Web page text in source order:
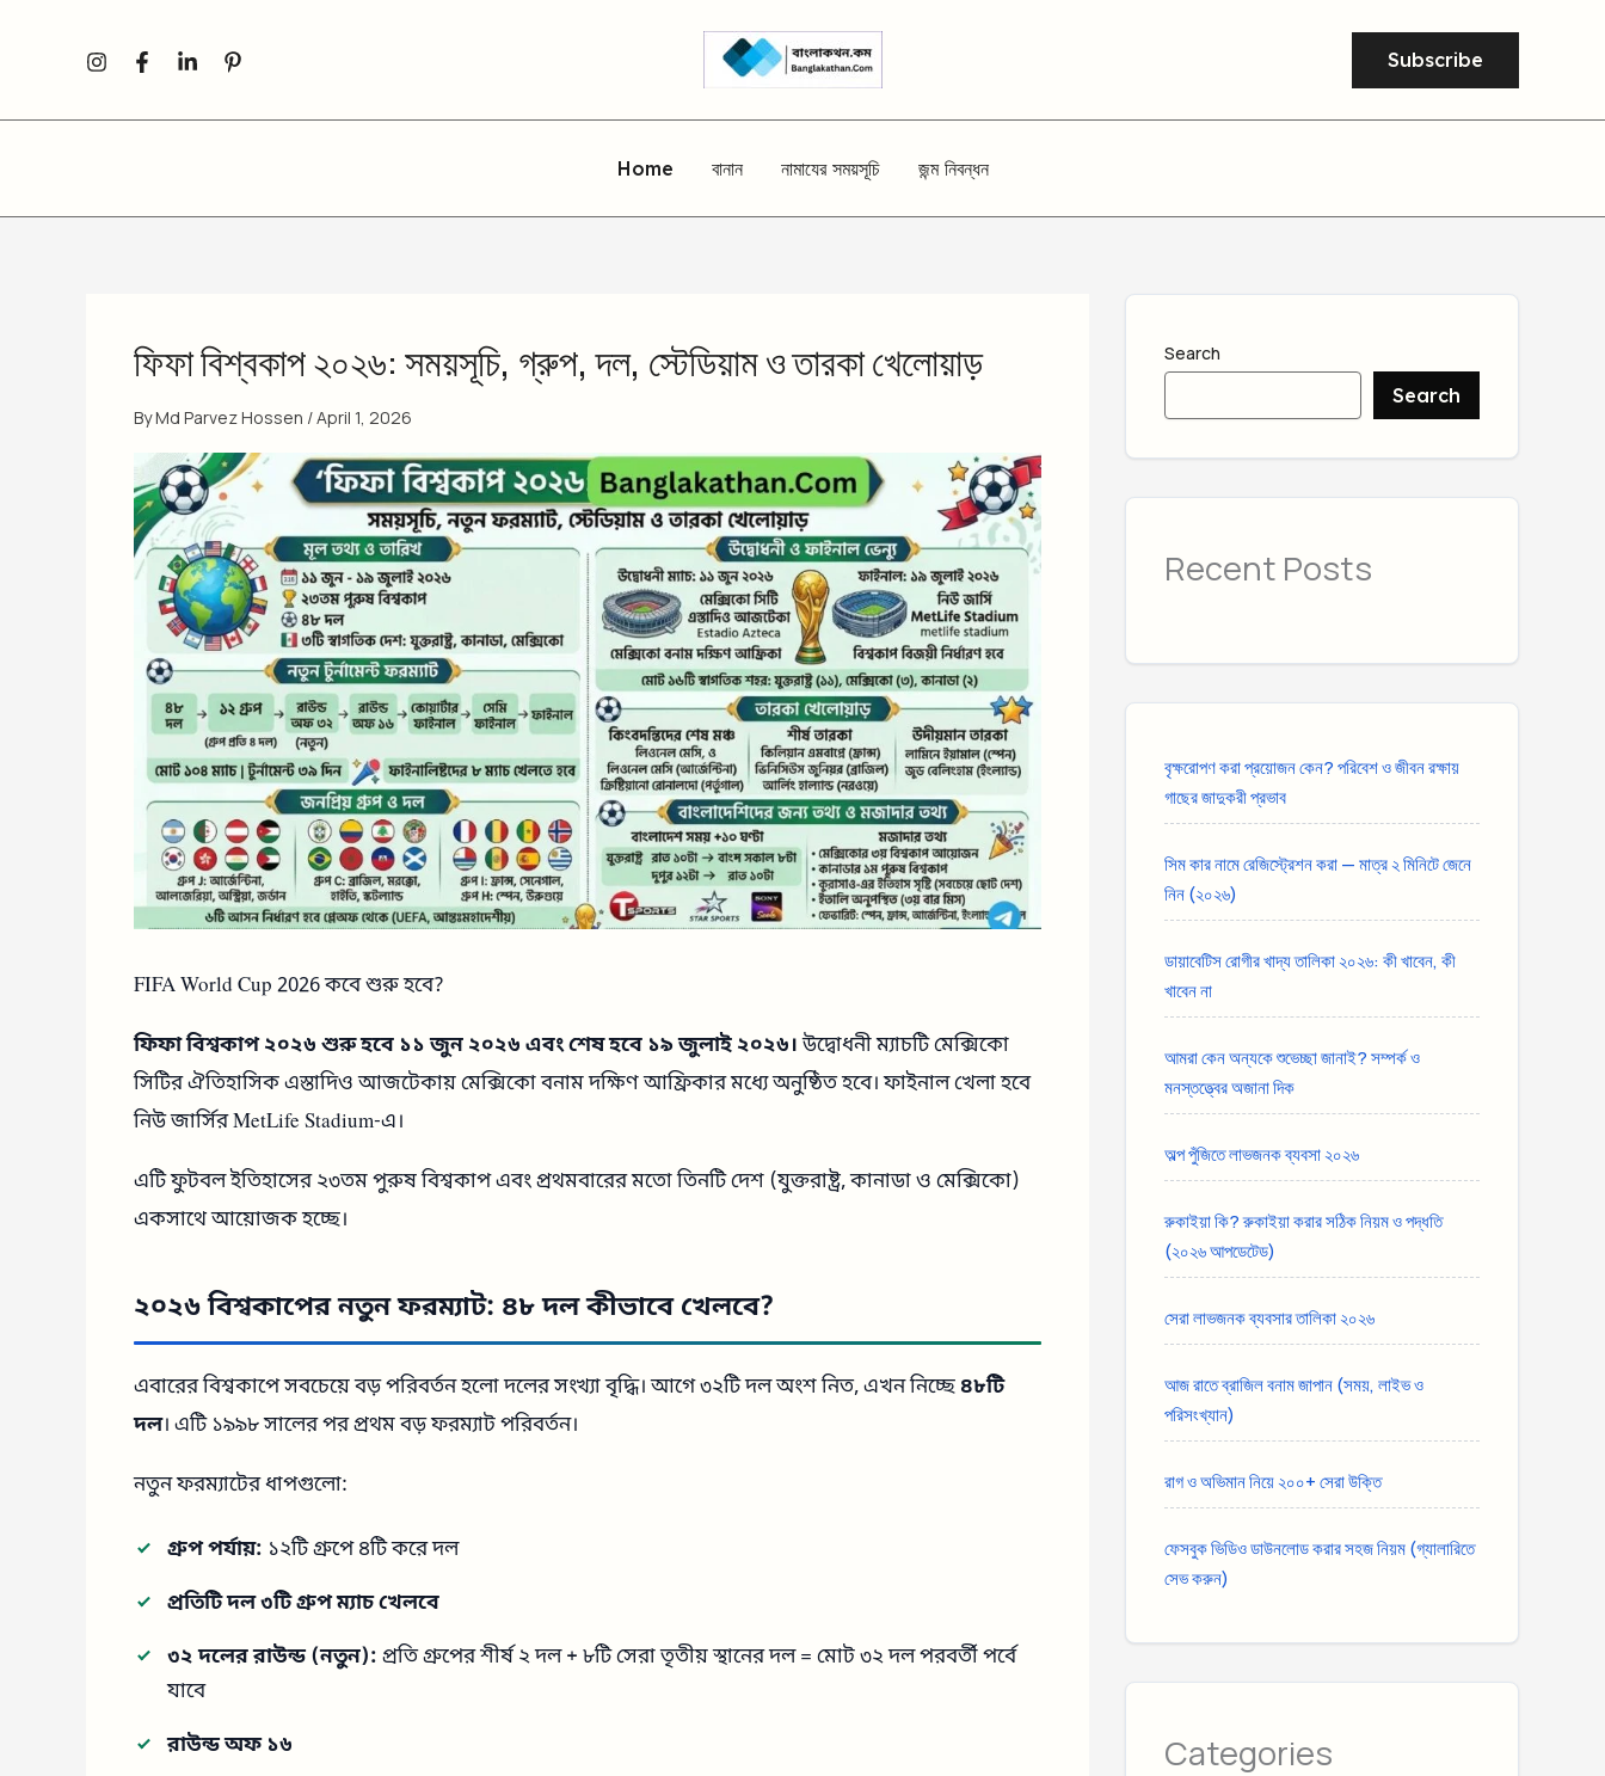
Subscribe
Home বানান নামাযের সময়সূচি জন্ম নিবন্ধন
ফিফা বিশ্বকাপ ২০২৬: সময়সূচি, গ্রুপ, দল, স্টেডিয়াম ও তারকা খেলোয়াড়
ByMd Parvez Hossen /April 1, 2026
FIFA World Cup 2026 কবে শুরু হবে?
ফিফা বিশ্বকাপ ২০২৬ শুরু হবে ১১ জুন ২০২৬ এবং শেষ হবে ১৯ জুলাই ২০২৬।উদ্বোধনী ম্যাচটি মেক্সিকো
সিটির ঐতিহাসিক এস্তাদিও আজটেকায় মেক্সিকো বনাম দক্ষিণ আফ্রিকার মধ্যে অনুষ্ঠিত হবে। ফাইনাল খেলা হবে
নিউ জার্সির MetLife Stadium-এ।
এটি ফুটবল ইতিহাসের ২৩তম পুরুষ বিশ্বকাপ এবং প্রথমবারের মতো তিনটি দেশ (যুক্তরাষ্ট্র, কানাডা ও মেক্সিকো)
একসাথে আয়োজক হচ্ছে।
২০২৬ বিশ্বকাপের নতুন ফরম্যাট: ৪৮ দল কীভাবে খেলবে?
এবারের বিশ্বকাপে সবচেয়ে বড় পরিবর্তন হলো দলের সংখ্যা বৃদ্ধি। আগে ৩২টি দল অংশ নিত, এখন নিচ্ছে ৪৮টি
দল। এটি ১৯৯৮ সালের পর প্রথম বড় ফরম্যাট পরিবর্তন।
নতুন ফরম্যাটের ধাপগুলো:
গ্রুপ পর্যায়: ১২টি গ্রুপে ৪টি করে দল
প্রতিটি দল ৩টি গ্রুপ ম্যাচ খেলবে
৩২ দলের রাউন্ড (নতুন): প্রতি গ্রুপের শীর্ষ ২ দল + ৮টি সেরা তৃতীয় স্থানের দল = মোট ৩২ দল পরবর্তী পর্বে
যাবে
রাউন্ড অফ ১৬
Search
Search
Recent Posts
বৃক্ষরোপণ করা প্রয়োজন কেন? পরিবেশ ও জীবন রক্ষায়
গাছের জাদুকরী প্রভাব
সিম কার নামে রেজিস্ট্রেশন করা — মাত্র ২ মিনিটে জেনে
নিন (২০২৬)
ডায়াবেটিস রোগীর খাদ্য তালিকা ২০২৬: কী খাবেন, কী
খাবেন না
আমরা কেন অন্যকে শুভেচ্ছা জানাই? সম্পর্ক ও
মনস্তত্ত্বের অজানা দিক
অল্প পুঁজিতে লাভজনক ব্যবসা ২০২৬
রুকাইয়া কি? রুকাইয়া করার সঠিক নিয়ম ও পদ্ধতি
(২০২৬ আপডেটেড)
সেরা লাভজনক ব্যবসার তালিকা ২০২৬
আজ রাতে ব্রাজিল বনাম জাপান (সময়, লাইভ ও
পরিসংখ্যান)
রাগ ও অভিমান নিয়ে ২০০+ সেরা উক্তি
ফেসবুক ভিডিও ডাউনলোড করার সহজ নিয়ম (গ্যালারিতে
সেভ করুন)
Categories